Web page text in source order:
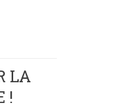
LA
!